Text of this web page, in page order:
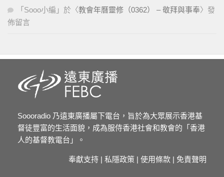
「 Sooo小編 」於〈教會年曆靈修（0362） – 敬拜與事奉〉發
佈留言
Soooradio 乃遠東廣播屬下電台，旨於為大眾展示香港基
督徒豐富的生活面貌，成為服侍香港社會和教會的「香港
人的基督教電台」。
奉獻支持 | 私隱政策 | 使用條款 | 免責聲明